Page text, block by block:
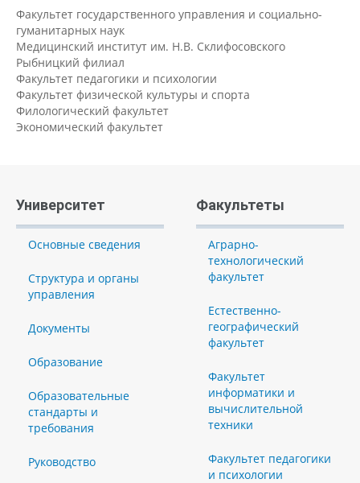
Факультет государственного управления и социально-
гуманитарных наук
Медицинский институт им. Н.В. Склифосовского
Рыбницкий филиал
Факультет педагогики и психологии
Факультет физической культуры и спорта
Филологический факультет
Экономический факультет
Университет
Основные сведения
Структура и органы
управления
Документы
Образование
Образовательные
стандарты и
требования
Руководство
Факультеты
Аграрно-
технологический
факультет
Естественно-
географический
факультет
Факультет
информатики и
вычислительной
техники
Факультет педагогики
и психологии